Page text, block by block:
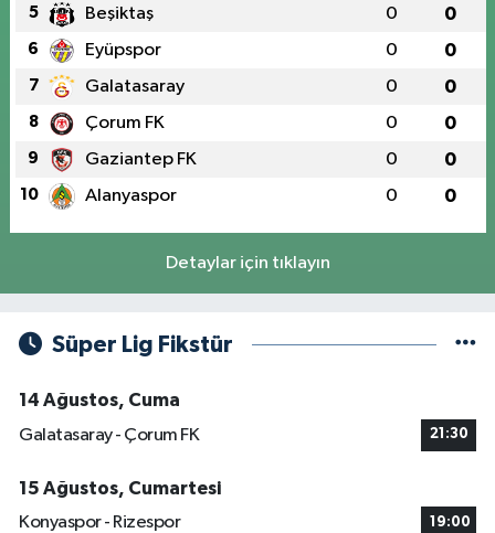
5 Beşiktaş 0 0
6 Eyüpspor 0 0
7 Galatasaray 0 0
8 Çorum FK 0 0
9 Gaziantep FK 0 0
10 Alanyaspor 0 0
Detaylar için tıklayın
Süper Lig Fikstür
14 Ağustos, Cuma
Galatasaray - Çorum FK
21:30
15 Ağustos, Cumartesi
Konyaspor - Rizespor
19:00